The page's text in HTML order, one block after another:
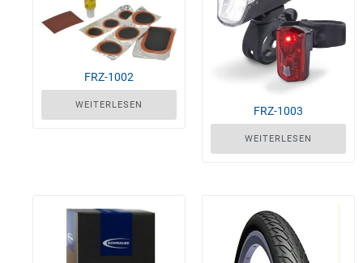
FRZ-1002
WEITERLESEN FRZ-1003
WEITERLESEN